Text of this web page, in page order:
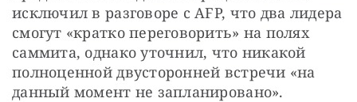
исключил в разговоре с AFP, что два лидера
смогут «кратко переговорить» на полях
саммита, однако уточнил, что никакой
полноценной двусторонней встречи «на
данный момент не запланировано».